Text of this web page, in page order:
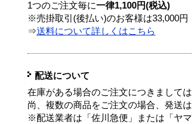
1つのご注文毎に一律1,100円(税込)
※売掛取引(後払い)のお客様は33,000円
⇒送料について詳しくはこちら
配送について
在庫がある場合のご注文につきまして
尚、複数の商品をご注文の場合、発送
※配送業者は「佐川急便」または「ヤ